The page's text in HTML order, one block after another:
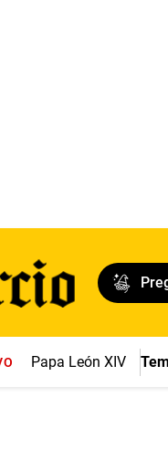
Papa León XIV